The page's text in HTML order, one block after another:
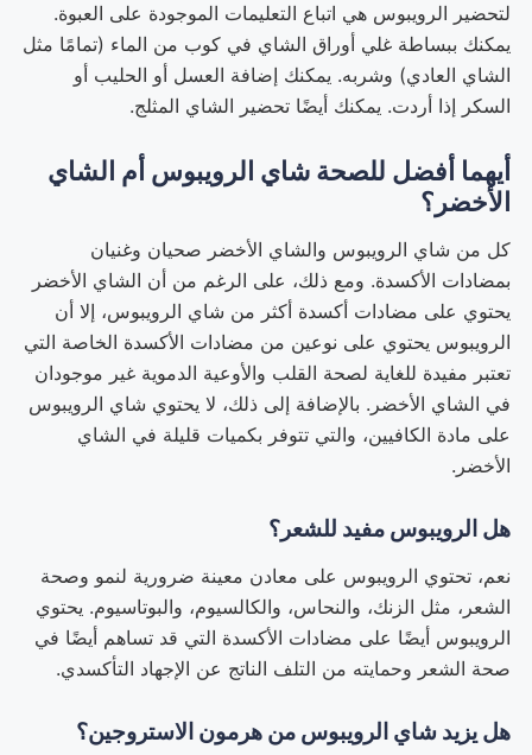
لتحضير الرويبوس هي اتباع التعليمات الموجودة على العبوة.
يمكنك ببساطة غلي أوراق الشاي في كوب من الماء (تمامًا مثل
الشاي العادي) وشربه. يمكنك إضافة العسل أو الحليب أو
السكر إذا أردت. يمكنك أيضًا تحضير الشاي المثلج.
أيهما أفضل للصحة شاي الرويبوس أم الشاي
الأخضر؟
كل من شاي الرويبوس والشاي الأخضر صحيان وغنيان
بمضادات الأكسدة. ومع ذلك، على الرغم من أن الشاي الأخضر
يحتوي على مضادات أكسدة أكثر من شاي الرويبوس، إلا أن
الرويبوس يحتوي على نوعين من مضادات الأكسدة الخاصة التي
تعتبر مفيدة للغاية لصحة القلب والأوعية الدموية غير موجودان
في الشاي الأخضر. بالإضافة إلى ذلك، لا يحتوي شاي الرويبوس
على مادة الكافيين، والتي تتوفر بكميات قليلة في الشاي
الأخضر.
هل الرويبوس مفيد للشعر؟
نعم، تحتوي الرويبوس على معادن معينة ضرورية لنمو وصحة
الشعر، مثل الزنك، والنحاس، والكالسيوم، والبوتاسيوم. يحتوي
الرويبوس أيضًا على مضادات الأكسدة التي قد تساهم أيضًا في
صحة الشعر وحمايته من التلف الناتج عن الإجهاد التأكسدي.
هل يزيد شاي الرويبوس من هرمون الاستروجين؟